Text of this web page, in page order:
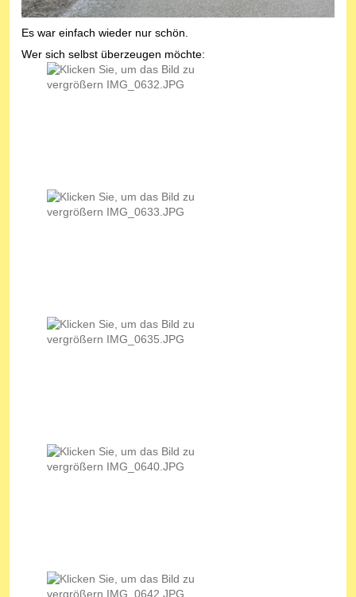
Es war einfach wieder nur schön.
Wer sich selbst überzeugen möchte: